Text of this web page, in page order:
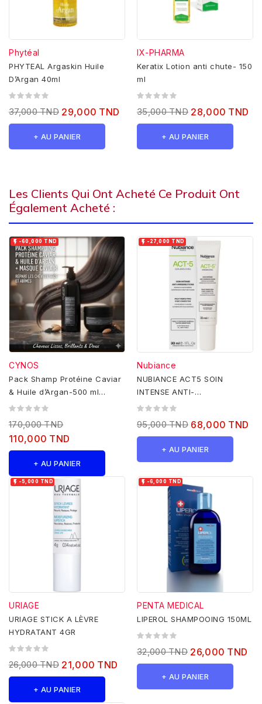
Phytéal
PHYTEAL Argaskin Huile
D’Argan 40ml
37,000 TND 29,000 TND
+ AU PANIER
IX-PHARMA
Keratix Lotion anti chute- 150
ml
35,000 TND 28,000 TND
+ AU PANIER
Les Clients Qui Ont Acheté Ce Produit Ont
Également Acheté :
 -60,000 TND
CYNOS
Pack Shamp Protéine Caviar
& Huile d’Argan-500 ml
+Masque CAVIAR-500ML
170,000 TND
110,000 TND
+ AU PANIER
 -27,000 TND
Nubiance
NUBIANCE ACT5 SOIN
INTENSE ANTI-
IMPERFECTIONS 30ML
95,000 TND 68,000 TND
+ AU PANIER
 -5,000 TND
URIAGE
URIAGE STICK A LÈVRE
HYDRATANT 4GR
26,000 TND 21,000 TND
+ AU PANIER
 -6,000 TND
PENTA MEDICAL
LIPEROL SHAMPOOING 150ML
32,000 TND 26,000 TND
+ AU PANIER